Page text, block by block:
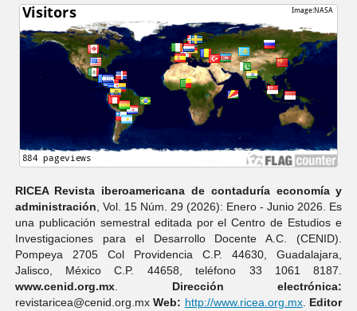
RICEA Revista iberoamericana de contaduría economí­a y
administración , Vol. 15 Núm. 29 (2026): Enero - Junio 2026. Es
una publicación semestral editada por el Centro de Estudios e
Investigaciones para el Desarrollo Docente A.C. (CENID).
Pompeya 2705 Col Providencia C.P. 44630, Guadalajara,
Jalisco, México C.P. 44658, teléfono 33 1061 8187.
www.cenid.org.mx. Dirección electrónica:
revistaricea@cenid.org.mxWeb: http://www.ricea.org.mx. Editor